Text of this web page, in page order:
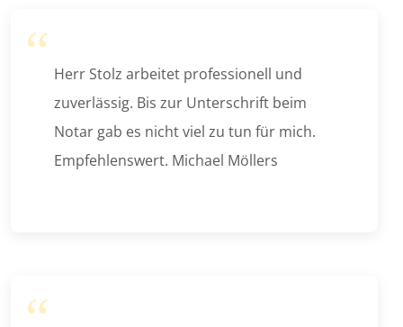
Herr Stolz arbeitet professionell und
zuverlässig. Bis zur Unterschrift beim
Notar gab es nicht viel zu tun für mich.
Empfehlenswert. Michael Möllers